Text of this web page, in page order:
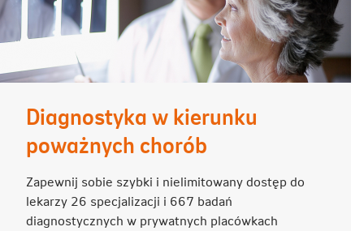
Diagnostyka w kierunku
poważnych chorób
Zapewnij sobie szybki i nielimitowany dostęp do
lekarzy 26 specjalizacji i 667 badań
diagnostycznych w prywatnych placówkach